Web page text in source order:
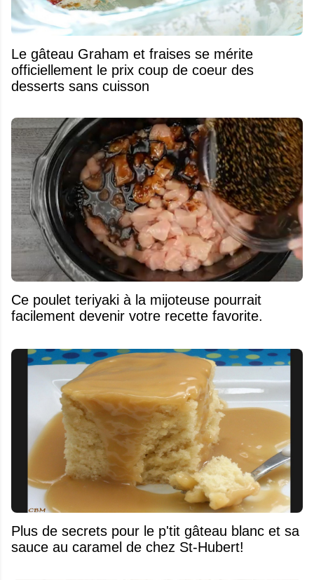
Le gâteau Graham et fraises se mérite
officiellement le prix coup de coeur des
desserts sans cuisson
Ce poulet teriyaki à la mijoteuse pourrait
facilement devenir votre recette favorite.
Plus de secrets pour le p'tit gâteau blanc et sa
sauce au caramel de chez St-Hubert!